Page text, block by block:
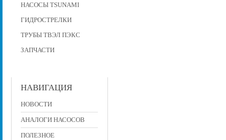
НАСОСЫ TSUNAMI
ГИДРОСТРЕЛКИ
ТРУБЫ ТВЭЛ ПЭКС
ЗАПЧАСТИ
НАВИГАЦИЯ
НОВОСТИ
АНАЛОГИ НАСОСОВ
ПОЛЕЗНОЕ